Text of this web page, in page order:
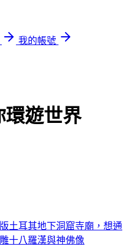
我的帳號
遊世界
土耳其地下洞窟寺廟，想通
十八羅漢與神佛像